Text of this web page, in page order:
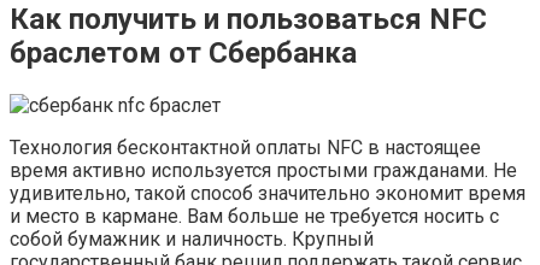
Как получить и пользоваться NFC
браслетом от Сбербанка
Технология бесконтактной оплаты NFC в настоящее
время активно используется простыми гражданами. Не
удивительно, такой способ значительно экономит время
и место в кармане. Вам больше не требуется носить с
собой бумажник и наличность. Крупный